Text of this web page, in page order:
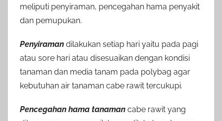
meliputi penyiraman, pencegahan hama penyakit
dan pemupukan.
Penyiraman dilakukan setiap hari yaitu pada pagi
atau sore hari atau disesuaikan dengan kondisi
tanaman dan media tanam pada polybag agar
kebutuhan air tanaman cabe rawit tercukupi.
Pencegahan hama tanaman cabe rawit yang